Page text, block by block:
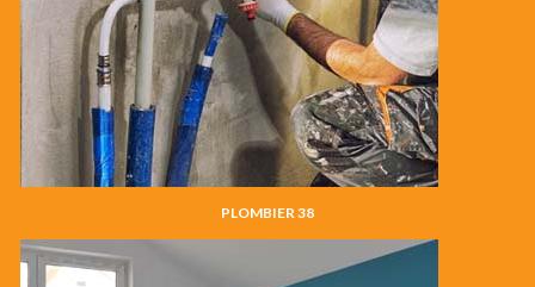
PLOMBIER 38